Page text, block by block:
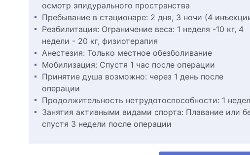
осмотр эпидурального пространства
Пребывание в стационаре: 2 дня, 3 ночи (4
Реабилитация: Ограничение веса: 1 неделя -10 кг, 4
недели - 20 кг, физиотерапия
Анестезия: Только местное обезболивание
Мобилизация: Спустя 1 час после операции
Принятие душа возможно: через 1 день после
операции
Продолжительность нетрудотоспособности: 1
Занятия активными видами спорта: Плавание или
спустя 3 недели после операции